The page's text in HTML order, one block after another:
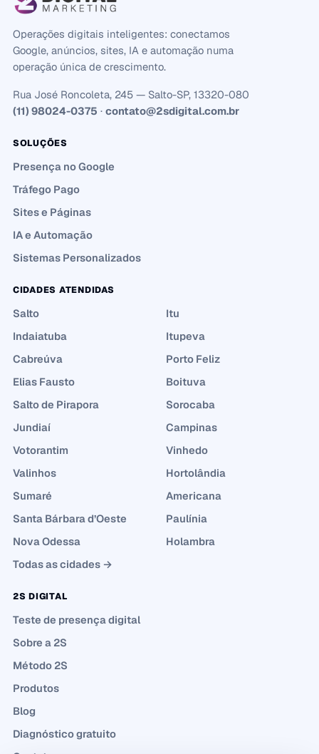
Operações digitais inteligentes: conectamos
Google, anúncios, sites, IA e automação numa
operação única de crescimento.
Rua José Roncoleta, 245 — Salto-SP, 13320-080
(11) 98024-0375 · contato@2sdigital.com.br
SOLUÇÕES
Presença no Google
Tráfego Pago
Sites e Páginas
IA e Automação
Sistemas Personalizados
CIDADES ATENDIDAS
Salto
Itu
Indaiatuba
Itupeva
Cabreúva
Porto Feliz
Elias Fausto
Boituva
Salto de Pirapora
Sorocaba
Jundiaí
Campinas
Votorantim
Vinhedo
Valinhos
Hortolândia
Sumaré
Americana
Santa Bárbara d’Oeste
Paulínia
Nova Odessa
Holambra
Todas as cidades →
2S DIGITAL
Teste de presença digital
Sobre a 2S
Método 2S
Produtos
Blog
Diagnóstico gratuito